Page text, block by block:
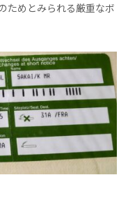
ためとみられる厳重なボ